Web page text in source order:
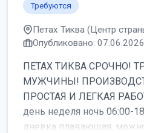
Требуются
Петах Тиква (Центр
Опубликовано: 07.06.2026
ПЕТАХ ТИКВА СРОЧНО!
МУЖЧИНЫ!
ПРОСТАЯ И ЛЕГКАЯ
день неделя ночь 06:00-
дневка плавающая,